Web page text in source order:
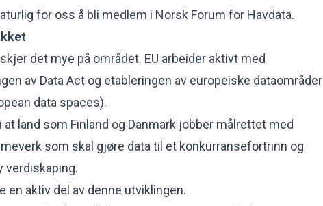
for oss å bli medlem i Norsk Forum for Havdata.
det mye på området. EU arbeider aktivt med
av Data Act og etableringen av europeiske dataområder
data spaces).
at land som Finland og Danmark jobber målrettet med
som skal gjøre data til et konkurransefortrinn og
verdiskaping.
en aktiv del av denne utviklingen.